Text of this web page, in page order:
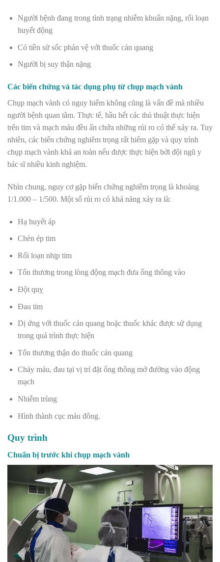
Người bệnh đang trong tình trạng nhiễm khuẩn nặng, rối loạn
huyết động
Có tiền sử sốc phản vệ với thuốc cản quang
Người bị suy thận nặng
Các biến chứng và tác dụng phụ từ chụp mạch vành
Chụp mạch vành có nguy hiểm không cũng là vấn đề mà nhiều
người bệnh quan tâm. Thực tế, hầu hết các thủ thuật thực hiện
trên tim và mạch máu đều ẩn chứa những rủi ro có thể xảy ra. Tuy
nhiên, các biến chứng nghiêm trọng rất hiếm gặp và quy trình
chụp mạch vành khá an toàn nếu được thực hiện bởi đội ngũ y
bác sĩ nhiều kinh nghiệm.
Nhìn chung, nguy cơ gặp biến chứng nghiêm trọng là khoảng
1/1.000 – 1/500. Một số rủi ro có khả năng xảy ra là:
Hạ huyết áp
Chèn ép tim
Rối loạn nhịp tim
Tổn thương trong lòng động mạch đưa ống thông vào
Đột quỵ
Đau tim
Dị ứng với thuốc cản quang hoặc thuốc khác được sử dụng
trong quá trình thực hiện
Tổn thương thận do thuốc cản quang
Chảy máu, đau tại vị trí đặt ống thông mở đường vào động
mạch
Nhiễm trùng
Hình thành cục máu đông.
Quy trình
Chuẩn bị trước khi chụp mạch vành